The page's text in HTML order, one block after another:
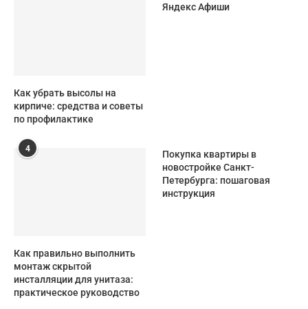
Как убрать высолы на
кирпиче: средства и советы
по профилактике
Яндекс Афиши
4
Как правильно выполнить
монтаж скрытой
инсталляции для унитаза:
практическое руководство
Покупка квартиры в
новостройке Санкт-
Петербурга: пошаговая
инструкция